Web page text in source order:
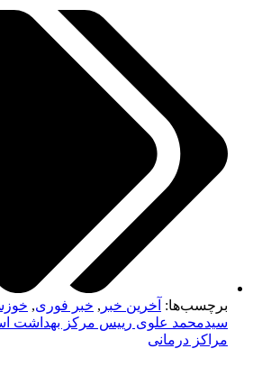
برچسب‌ها:آخرین خبر, خبر فوری ,خوزستان
سیدمحمد علوی رییس مرکز بهداشت استان
مراکز درمانی